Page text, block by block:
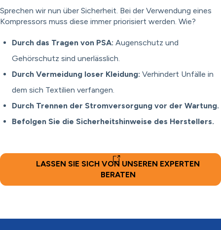
Sprechen wir nun über Sicherheit. Bei der Verwendung eines
Kompressors muss diese immer priorisiert werden. Wie?
Durch das Tragen von PSA: Augenschutz und
Gehörschutz sind unerlässlich.
Durch Vermeidung loser Kleidung: Verhindert Unfälle in
dem sich Textilien verfangen.
Durch Trennen der Stromversorgung vor der Wartung.
Befolgen Sie die Sicherheitshinweise des Herstellers.
LASSEN SIE SICH VON UNSEREN EXPERTEN
BERATEN